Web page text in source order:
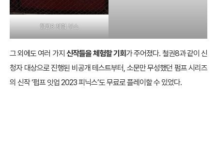
철권8 체험 부스
그 외에도 여러 가지 신작들을 체험할 기회 가 주어졌다. 철권8과 같이 신
청자 대상으로 진행된 비공개 테스트부터, 소문만 무성했던 펌프 시리즈
의 신작 ‘펍프 잇업 2023 피닉스’도 무료로 플레이할 수 있었다.